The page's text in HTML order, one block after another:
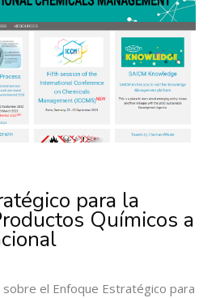
para la
Químicos a
el Enfoque Estratégico para